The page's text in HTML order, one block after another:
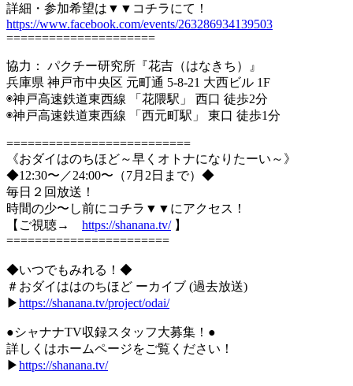
詳細・参加希望は▼▼コチラにて！
https://www.facebook.com/events/263286934139503
=====================
協力： パクチー研究所『花吉​（はなきち）』
兵庫県 神戸市中央区 元町通 5-8-21 大西ビル 1F
◉神戸高速鉄道東西線 「花隈駅」 西口 徒歩2分
◉神戸高速鉄道東西線 「西元町駅」 東口 徒歩1分
==========================
《おダイはのちほど～早くオトナになりたーい～》
◆12:30〜／24:00〜（7月2日まで）◆
毎日２回放送！
時間の少〜し前にコチラ▼▼にアクセス！
【ご視聴→ https://shanana.tv/】
=======================
◆いつでもみれる！◆
＃おダイははのちほど ーカイブ (過去放送)
▶︎https://shanana.tv/project/odai/
●シャナナTV収録スタッフ大募集！●
詳しくはホームページをご覧ください！
▶︎https://shanana.tv/